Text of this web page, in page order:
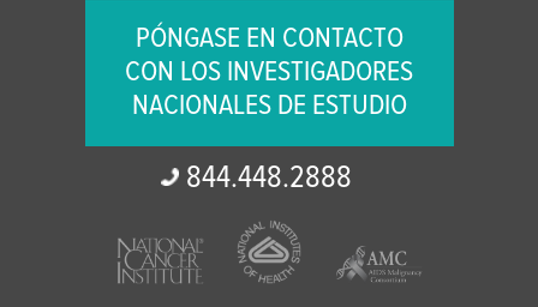
PÓNGASE EN CONTACTO
CON LOS INVESTIGADORES
NACIONALES DE ESTUDIO
844.448.2888